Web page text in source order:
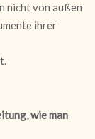
nicht von außen
ihrer
wie man